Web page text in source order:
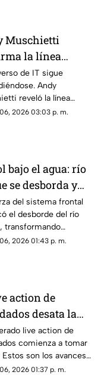
Muschietti
la línea
de la segunda
de 'IT'
de IT sigue
Andy
reveló la línea
que seguirá la
2026 03:03 p. m.
bajo el agua: río
se desborda y
viviendas
del sistema frontal
el desborde del río
transformando
sectores de Angol en
2026 01:43 p. m.
action de
desata la
entre los
los
avances son
live action de
comienza a tomar
son los avances
generan conversación.
2026 01:37 p. m.